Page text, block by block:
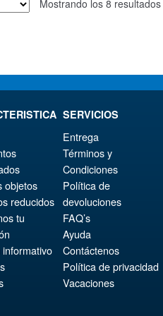
Mostrando los 8 resultados
objetos
reducidos
tu
SERVICIOS
Entrega
Términos y
Condiciones
Política de
devoluciones
FAQ’s
Ayuda
Contáctenos
Política de privacidad
Vacaciones